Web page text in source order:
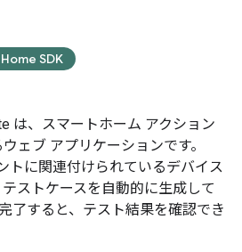
SDK
は、スマートホーム アクション
ェブ アプリケーションです。
トに関連付けられているデバイス
ストケースを自動的に生成して
了すると、テスト結果を確認でき